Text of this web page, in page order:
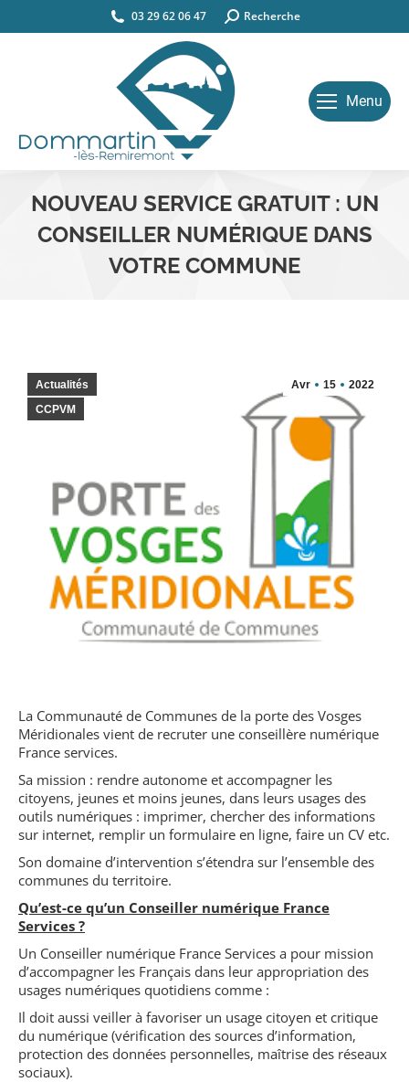
03 29 62 06 47 Search:Recherche
Menu
NOUVEAU SERVICE GRATUIT : UN
CONSEILLER NUMÉRIQUE DANS
VOTRE COMMUNE
Avr 15 2022
Actualités
CCPVM
La Communauté de Communes de la porte des Vosges
Méridionales vient de recruter une conseillère numérique
France services.
Sa mission : rendre autonome et accompagner les
citoyens, jeunes et moins jeunes, dans leurs usages des
outils numériques : imprimer, chercher des informations
sur internet, remplir un formulaire en ligne, faire un CV etc.
Son domaine d’intervention s’étendra sur l’ensemble des
communes du territoire.
Qu’est-ce qu’un Conseiller numérique France
Services ?
Un Conseiller numérique France Services a pour mission
d’accompagner les Français dans leur appropriation des
usages numériques quotidiens comme :
Il doit aussi veiller à favoriser un usage citoyen et critique
du numérique (vérification des sources d’information,
protection des données personnelles, maîtrise des réseaux
sociaux).